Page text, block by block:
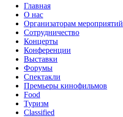
Skip
content
Главная
О нас
Организаторам мероприятий
Сотрудничество
Концерты
Конференции
Выставки
Форумы
Спектакли
Премьеры кинофильмов
Food
Туризм
Сlassified